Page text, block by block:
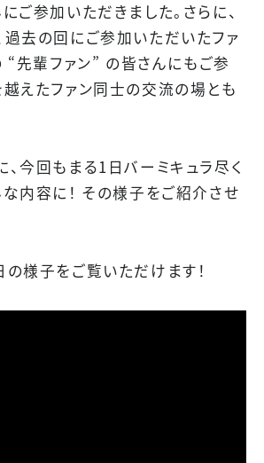
ご参加いただきました。さらに、
過去の回にご参加いただいたファ
先輩ファン” の皆さんにもご参
越えたファン同士の交流の場とも
、今回もまる1日バーミキュラ尽く
な内容に！ その様子をご紹介させ
様子をご覧いただけます！